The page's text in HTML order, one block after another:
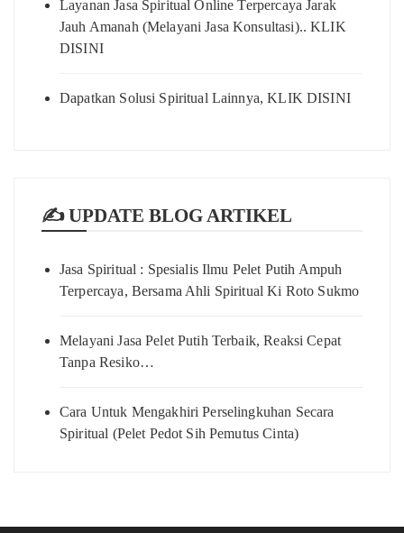
Layanan Jasa Spiritual Online Terpercaya Jarak
Jauh Amanah (Melayani Jasa Konsultasi).. KLIK
DISINI
Dapatkan Solusi Spiritual Lainnya, KLIK DISINI
✍️ UPDATE BLOG ARTIKEL
Jasa Spiritual : Spesialis Ilmu Pelet Putih Ampuh
Terpercaya, Bersama Ahli Spiritual Ki Roto Sukmo
Melayani Jasa Pelet Putih Terbaik, Reaksi Cepat
Tanpa Resiko…
Cara Untuk Mengakhiri Perselingkuhan Secara
Spiritual (Pelet Pedot Sih Pemutus Cinta)